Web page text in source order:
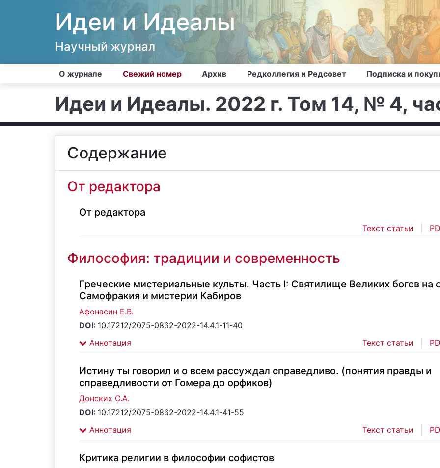
Идеи и Идеалы
Научный журнал
О журнале Свежий номер Архив Редколлегия и Редсовет Подписка и
Идеи и Идеалы. 2022 г. Том 14, № 4,
Содержание
От редактора
От редактора
Текст статьи
Философия: традиции и современность
Греческие мистериальные культы. Часть I: Святилище Великих богов на
Самофракия и мистерии Кабиров
Афонасин Е.В.
DOI: 10.17212/2075-0862-2022-14.4.1-11-40
Аннотация
Текст статьи
Истину ты говорил и о всем рассуждал справедливо. (понятия правды и
справедливости от Гомера до орфиков)
Донских О.А.
DOI: 10.17212/2075-0862-2022-14.4.1-41-55
Аннотация
Текст статьи
Критика религии в философии софистов